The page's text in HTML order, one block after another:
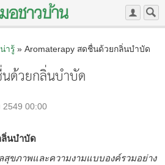
ารู้» Aromaterapy สดชื่นด้วยกลิ่นบำบัด
ด้วยกลิ่นบำบัด
2549 00:00
ลิ่นบำบัด
สุขภาพและความงามแบบองค์รวมอย่าง